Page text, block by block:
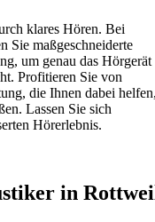
klares Hören. Bei
Sie maßgeschneiderte
um genau das Hörgerät
Profitieren Sie von
die Ihnen dabei
Lassen Sie sich
Hörerlebnis.
in